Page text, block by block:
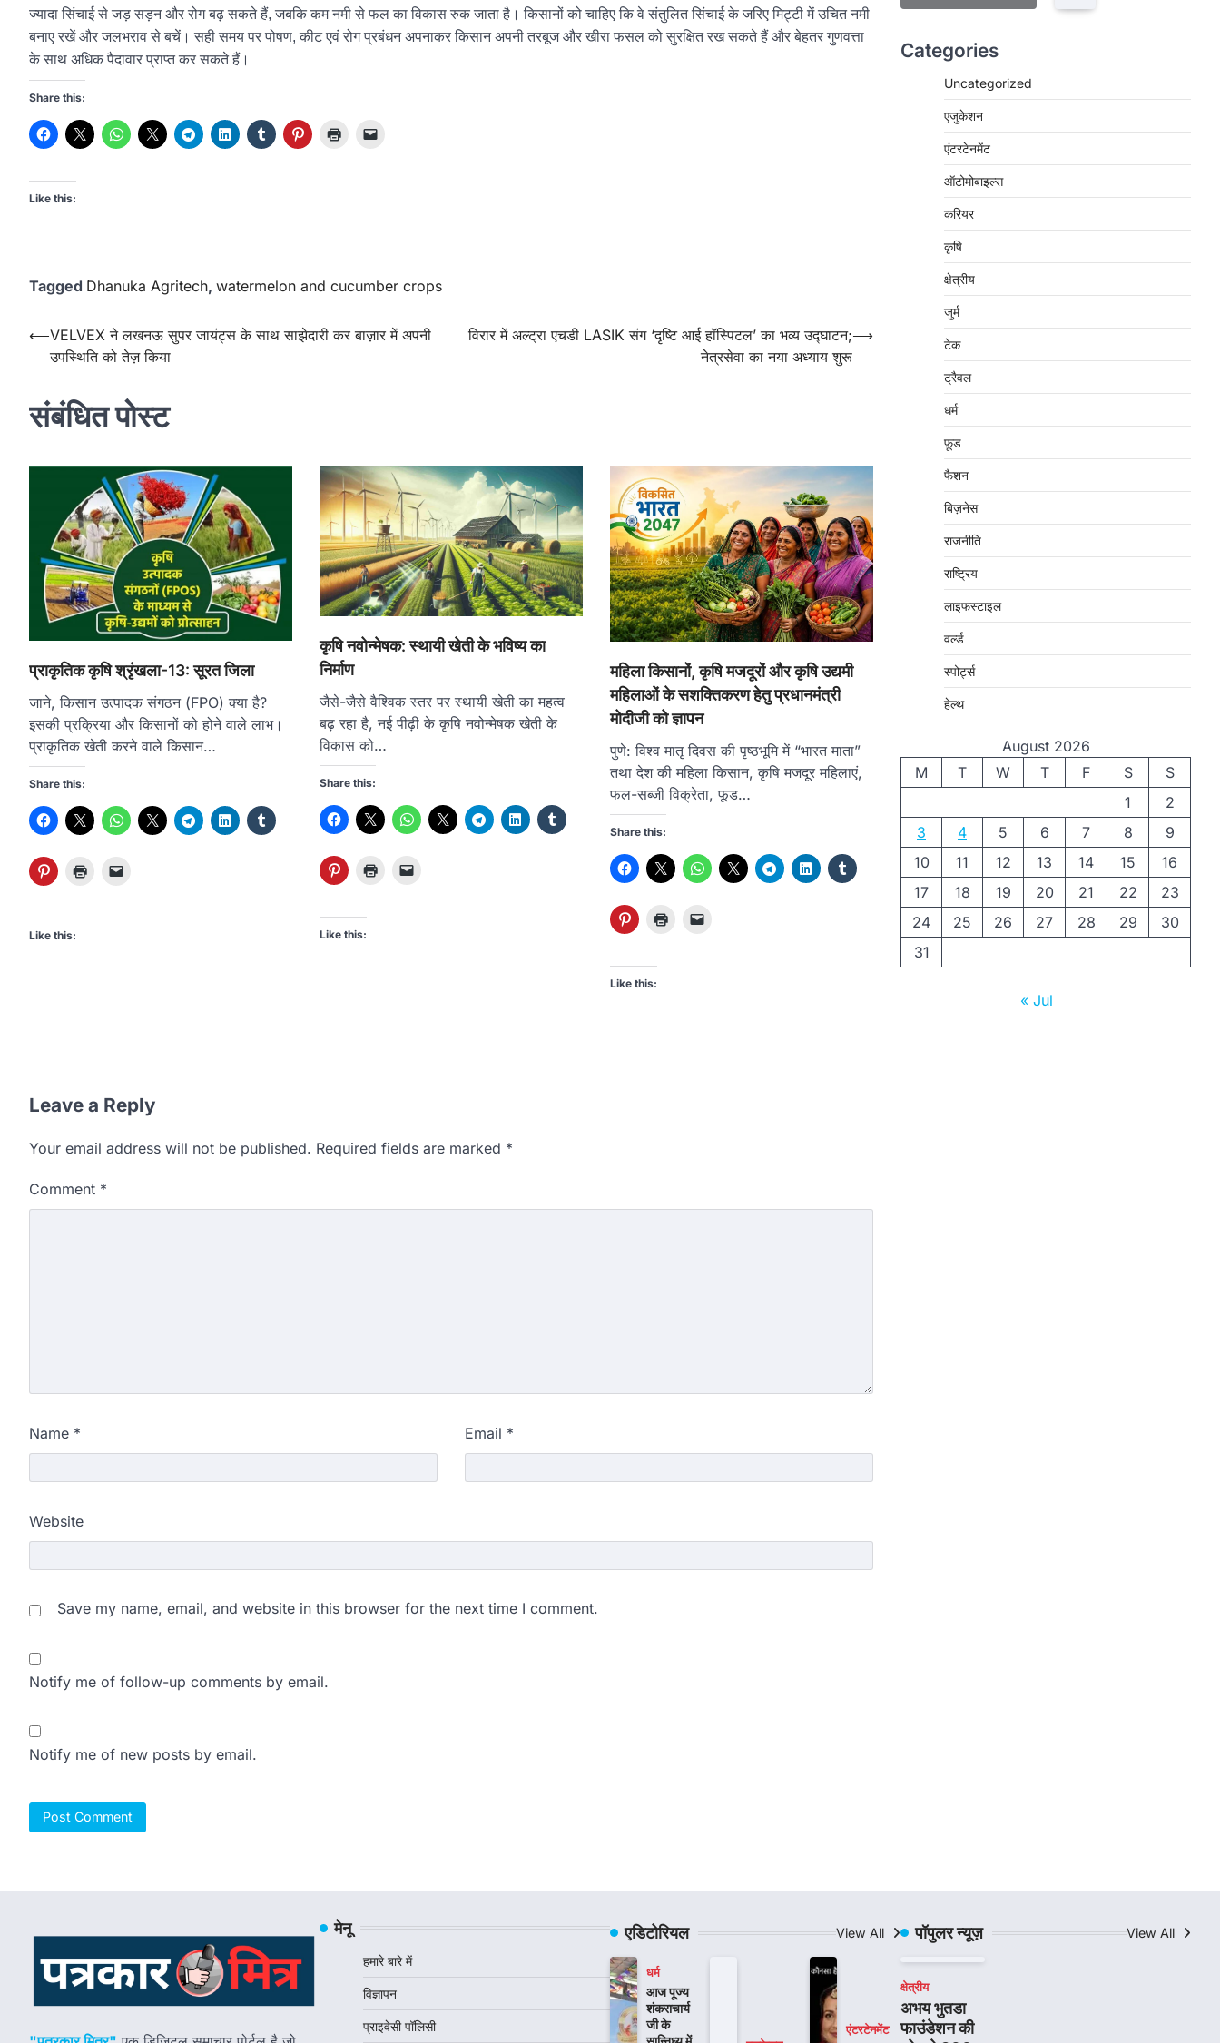
ज्यादा सिंचाई से जड़ सड़न और रोग बढ़ सकते हैं, जबकि कम नमी से फल का विकास रुक जाता है। किसानों को चाहिए कि वे संतुलित सिंचाई के जरिए मिट्टी में उचित नमी
बनाए रखें और जलभराव से बचें। सही समय पर पोषण, कीट एवं रोग प्रबंधन अपनाकर किसान अपनी तरबूज और खीरा फसल को सुरक्षित रख सकते हैं और बेहतर गुणवत्ता
के साथ अधिक पैदावार प्राप्त कर सकते हैं।
Share this:
Like this:
Tagged Dhanuka Agritech, watermelon and cucumber crops
Post
navigation
⟵VELVEX ने लखनऊ सुपर जायंट्स के साथ साझेदारी कर बाज़ार में अपनी
उपस्थिति को तेज़ किया
विरार में अल्ट्रा एचडी LASIK संग ‘दृष्टि आई हॉस्पिटल’ का भव्य उद्घाटन;
नेत्रसेवा का नया अध्याय शुरू
⟶
संबंधित पोस्ट
प्राकृतिक कृषि श्रृंखला-13: सूरत जिला
जाने, किसान उत्पादक संगठन (FPO) क्या है?
इसकी प्रक्रिया और किसानों को होने वाले लाभ।
प्राकृतिक खेती करने वाले किसान…
Share this:
Like this:
कृषि नवोन्मेषक: स्थायी खेती के भविष्य का
निर्माण
जैसे-जैसे वैश्विक स्तर पर स्थायी खेती का महत्व
बढ़ रहा है, नई पीढ़ी के कृषि नवोन्मेषक खेती के
विकास को…
Share this:
Like this:
महिला किसानों, कृषि मजदूरों और कृषि उद्यमी
महिलाओं के सशक्तिकरण हेतु प्रधानमंत्री
मोदीजी को ज्ञापन
पुणे: विश्व मातृ दिवस की पृष्ठभूमि में “भारत माता”
तथा देश की महिला किसान, कृषि मजदूर महिलाएं,
फल-सब्जी विक्रेता, फूड…
Share this:
Like this:
Leave a Reply
Your email address will not be published. Required fields are marked *
Comment *
Name * Email *
Website
Save my name, email, and website in this browser for the next time I comment.
Notify me of follow-up comments by email.
Notify me of new posts by email.
Categories
Uncategorized
एजुकेशन
एंटरटेनमेंट
ऑटोमोबाइल्स
करियर
कृषि
क्षेत्रीय
जुर्म
टेक
ट्रैवल
धर्म
फ़ूड
फैशन
बिज़नेस
राजनीति
राष्ट्रिय
लाइफस्टाइल
वर्ल्ड
स्पोर्ट्स
हेल्थ
August 2026
M
T W T F S
S
1
2
3
4 5 6 7 8
9
10
11 12 13 14 15
16
17
18 19 20 21 22
23
24
25 26 27 28 29
30
31
« Jul
मेनू
हमारे बारे में
विज्ञापन
प्राइवेसी पॉलिसी
एडिटोरियल View All
धर्म
आज पूज्य
शंकराचार्य
जी के
एंटरटेनमेंट
पॉपुलर न्यूज़ View All
क्षेत्रीय
अभय भुतडा
फाउंडेशन की